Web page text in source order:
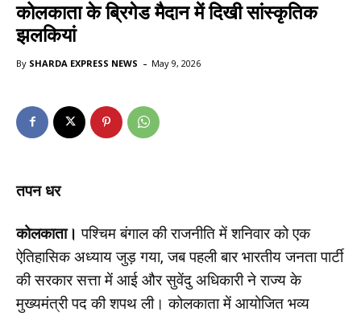
कोलकाता के ब्रिगेड मैदान में दिखी सांस्कृतिक
झलकियां
By SHARDA EXPRESS NEWS - May 9, 2026
तपनधर
कोलकाता। पश्चिम बंगाल की राजनीति में शनिवार को एक
ऐतिहासिक अध्याय जुड़ गया, जब पहली बार भारतीय जनता पार्टी
की सरकार सत्ता में आई और सुवेंदु अधिकारी ने राज्य के
मुख्यमंत्री पद की शपथ ली। कोलकाता में आयोजित भव्य